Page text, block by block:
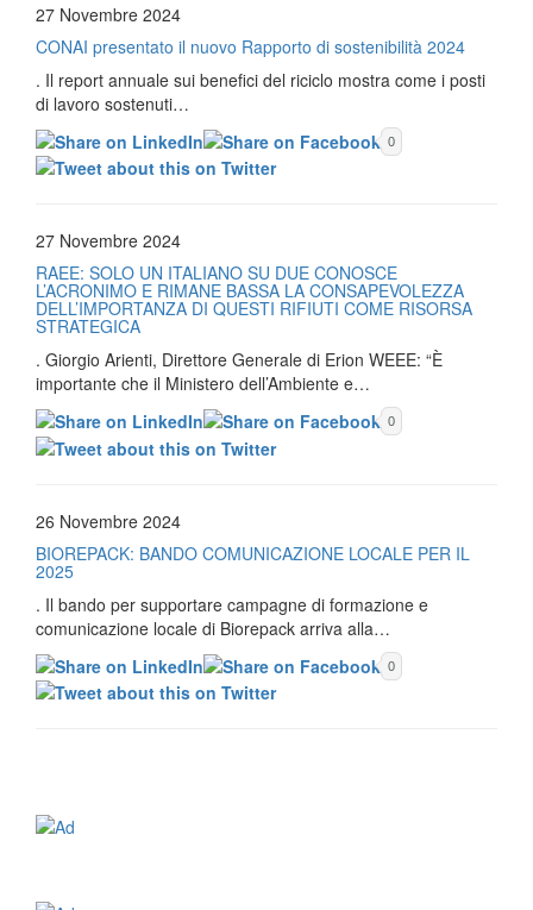
27 Novembre 2024
CONAI presentato il nuovo Rapporto di sostenibilità 2024
. Il report annuale sui benefici del riciclo mostra come i posti
di lavoro sostenuti…
0
27 Novembre 2024
RAEE: SOLO UN ITALIANO SU DUE CONOSCE
L’ACRONIMO E RIMANE BASSA LA CONSAPEVOLEZZA
DELL’IMPORTANZA DI QUESTI RIFIUTI COME RISORSA
STRATEGICA
. Giorgio Arienti, Direttore Generale di Erion WEEE: “È
importante che il Ministero dell’Ambiente e…
0
26 Novembre 2024
BIOREPACK: BANDO COMUNICAZIONE LOCALE PER IL
2025
. Il bando per supportare campagne di formazione e
comunicazione locale di Biorepack arriva alla…
0